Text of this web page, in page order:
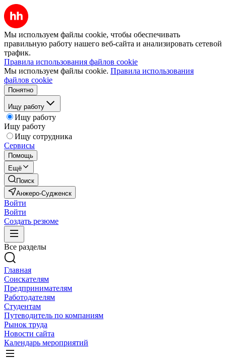
Мы используем файлы cookie, чтобы обеспечивать
правильную работу нашего веб-сайта и анализировать сетевой
трафик.
Правила использования файлов cookie
Мы используем файлы cookie. Правила использования
файлов cookie
Понятно
Ищу работу
Ищу работу
Ищу работу
Ищу сотрудника
Сервисы
Помощь
Ещё
Поиск
Анжеро-Судженск
Войти
Войти
Создать резюме
Все разделы
Главная
Соискателям
Предпринимателям
Работодателям
Студентам
Путеводитель по компаниям
Рынок труда
Новости сайта
Календарь мероприятий